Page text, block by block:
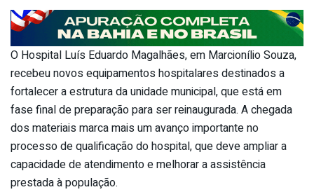
O Hospital Luís Eduardo Magalhães, em Marcionílio Souza,
recebeu novos equipamentos hospitalares destinados a
fortalecer a estrutura da unidade municipal, que está em
fase final de preparação para ser reinaugurada. A chegada
dos materiais marca mais um avanço importante no
processo de qualificação do hospital, que deve ampliar a
capacidade de atendimento e melhorar a assistência
prestada à população.